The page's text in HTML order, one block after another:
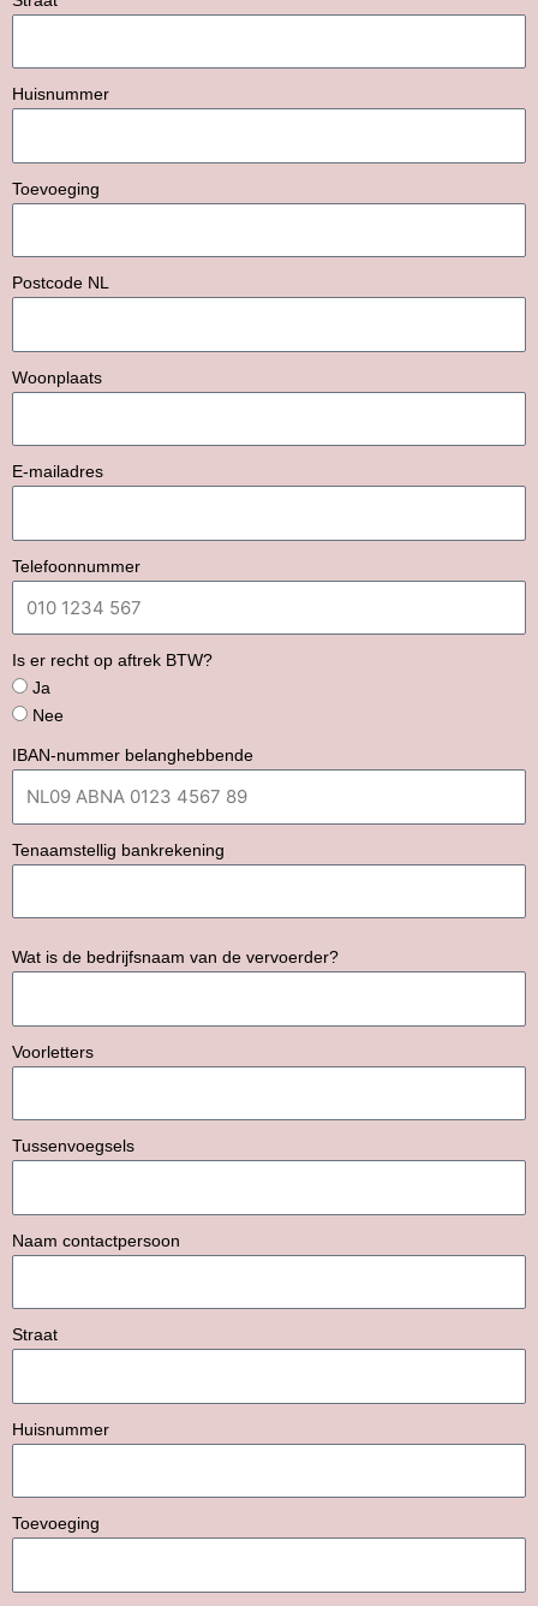
Huisnummer
Toevoeging
Postcode NL
Woonplaats
E-mailadres
Telefoonnummer
Is er recht op aftrek BTW?
Ja
Nee
IBAN-nummer belanghebbende
Tenaamstellig bankrekening
Wat is de bedrijfsnaam van de vervoerder?
Voorletters
Tussenvoegsels
Naam contactpersoon
Straat
Huisnummer
Toevoeging